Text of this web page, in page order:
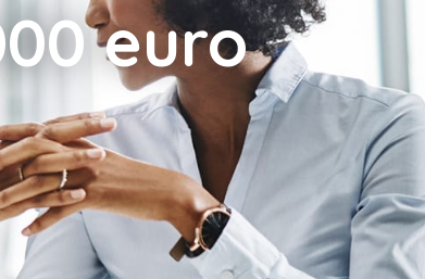
euro